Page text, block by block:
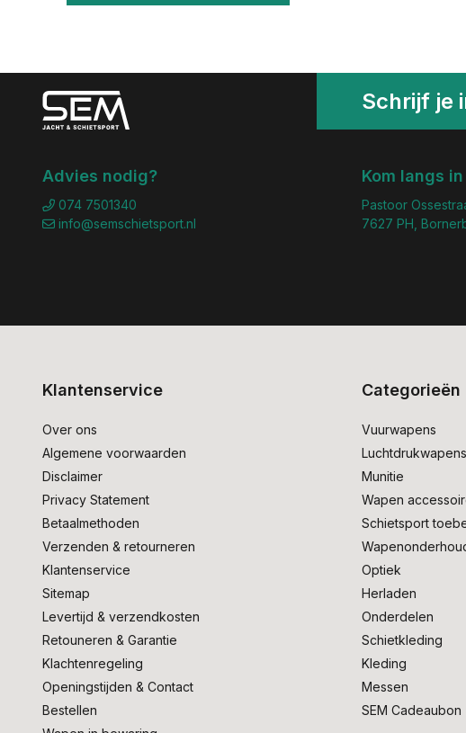
Schrijf je
Advies nodig?
074 7501340
info@semschietsport.nl
Kom langs
Pastoor
7627 PH,
Klantenservice
Over ons
Algemene voorwaarden
Disclaimer
Privacy Statement
Betaalmethoden
Verzenden & retourneren
Klantenservice
Sitemap
Levertijd & verzendkosten
Retouneren & Garantie
Klachtenregeling
Openingstijden & Contact
Bestellen
Categorieën
Vuurwapens
Luchtdrukwapens
Munitie
Wapen
Schietsport
Optiek
Herladen
Onderdelen
Schietkleding
Kleding
Messen
SEM Cadeaubon